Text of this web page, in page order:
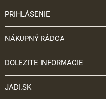
PRIHLÁSENIE
NÁKUPNÝ RÁDCA
DÔLEŽITÉ INFORMÁCIE
JADI.SK